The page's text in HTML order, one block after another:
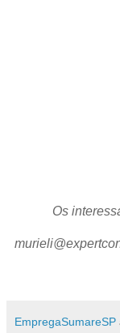
Os
EmpregaSumareSP